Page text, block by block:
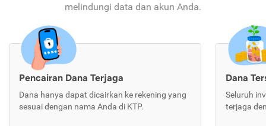
melindungi data dan akun Anda.
Pencairan Dana Terjaga
Dana hanya dapat dicairkan ke rekening yang
sesuai dengan nama Anda di KTP.
Dana
Seluruh
terjaga